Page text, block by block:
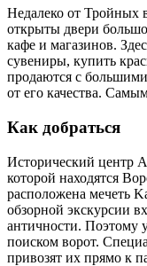
Недалеко от Тройных
открыты двери
кафе и магазинов.
сувениры, купить
продаются с
от его качества.
Как добраться
Исторический центр
которой находятся
расположена мечеть
обзорной экскурсии
античности. Поэтому
поиском ворот.
привозят их прямо к